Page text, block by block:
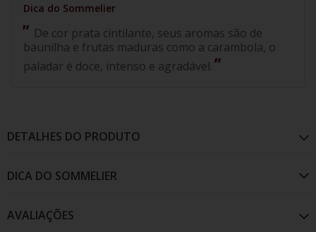
De cor prata cintilante, seus aromas são de
baunilha e frutas maduras como a carambola, o
paladar é doce, intenso e agradável.
DETALHES DO PRODUTO
De cor prata cintilante, seus aromas são de
AVALIAÇÕES